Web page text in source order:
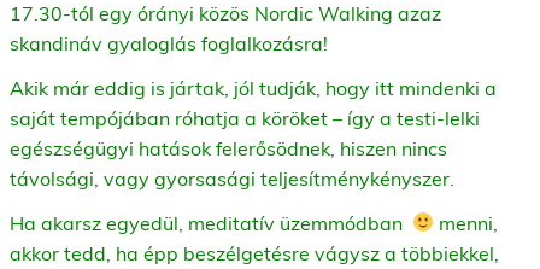
17.30-tól egy órányi közös Nordic Walking azaz
skandináv gyaloglás foglalkozásra!
Akik már eddig is jártak, jól tudják, hogy itt mindenki a
saját tempójában róhatja a köröket – így a testi-lelki
egészségügyi hatások felerősödnek, hiszen nincs
távolsági, vagy gyorsasági teljesítménykényszer.
Ha akarsz egyedül, meditatív üzemmódban
menni,
akkor tedd, ha épp beszélgetésre vágysz a többiekkel,